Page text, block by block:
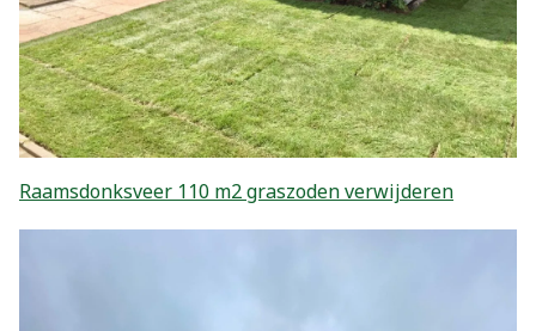
Raamsdonksveer 110 m2 graszoden verwijderen